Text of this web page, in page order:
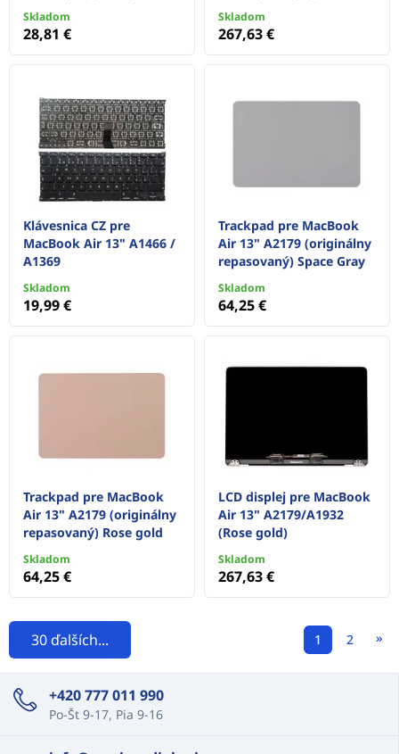
Skladom
28,81 €
Skladom
267,63 €
Klávesnica CZ pre
MacBook Air 13" A1466 /
A1369
Skladom
19,99 €
Trackpad pre MacBook
Air 13" A2179 (originálny
repasovaný) Space Gray
Skladom
64,25 €
Trackpad pre MacBook
Air 13" A2179 (originálny
repasovaný) Rose gold
Skladom
64,25 €
LCD displej pre MacBook
Air 13" A2179/A1932
(Rose gold)
Skladom
267,63 €
30 ďalších... 1 2 »
+420 777 011 990
Po-Št 9-17, Pia 9-16